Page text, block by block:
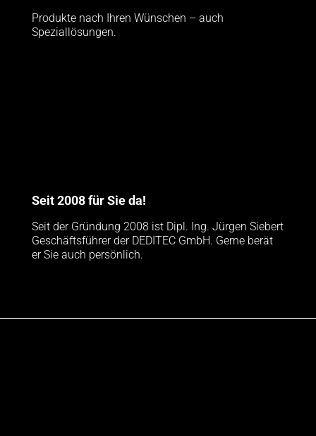
Produkte nach Ihren Wünschen – auch
Speziallösungen.
Seit 2008 für Sie da!
Seit der Gründung 2008 ist Dipl. Ing. Jürgen Siebert
Geschäftsführer der DEDITEC GmbH. Gerne berät
er Sie auch persönlich.